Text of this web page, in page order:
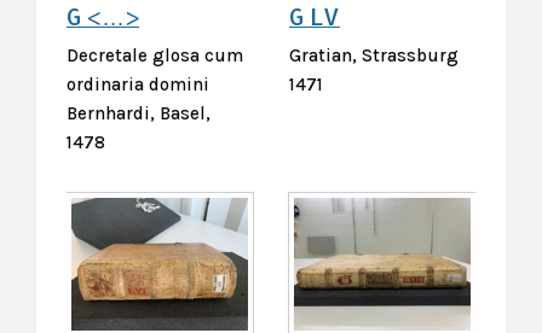
G <…>
Decretale glosa cum
ordinaria domini
Bernhardi, Basel,
1478
G LV
Gratian, Strassburg
1471